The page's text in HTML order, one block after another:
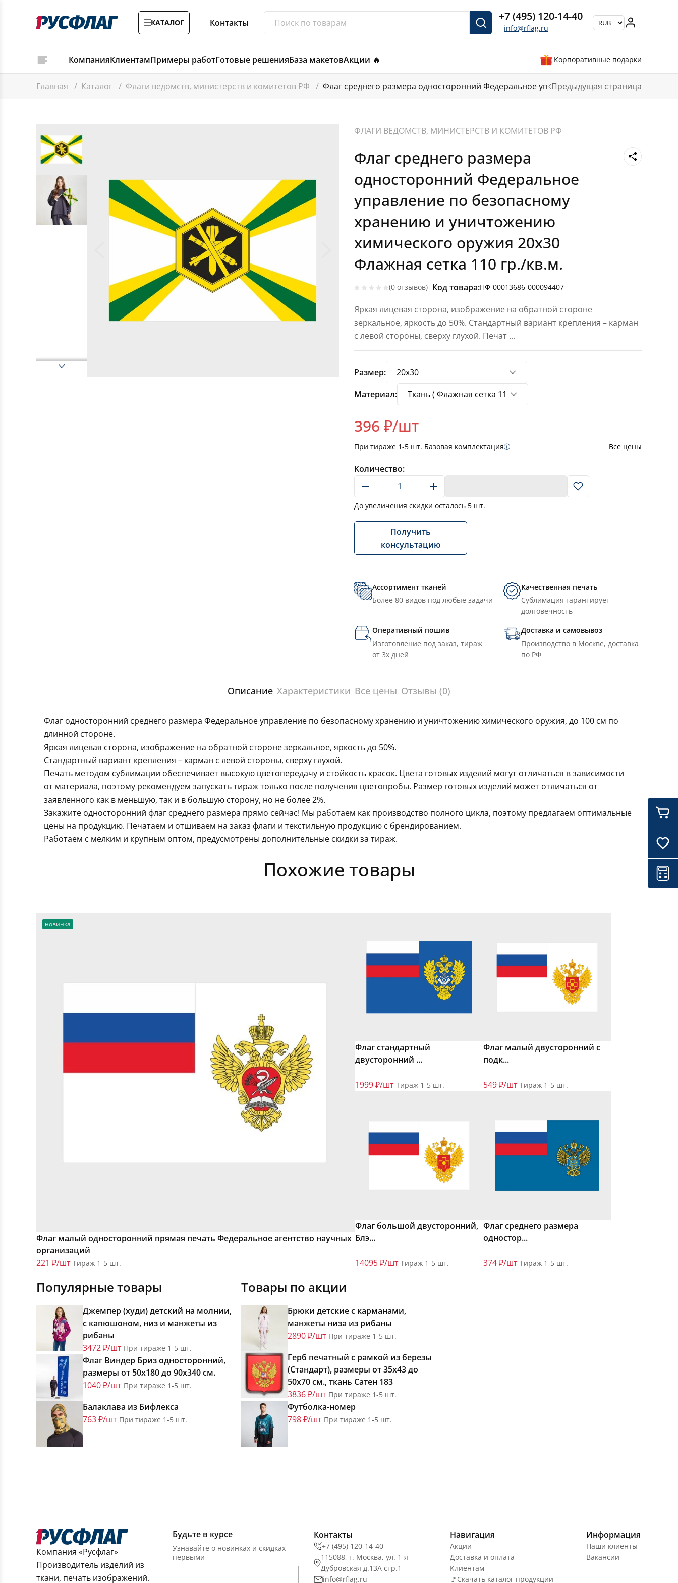
КАТАЛОГ Контакты +7 (495) 120-14-40
info@rflag.ru
КомпанияКлиентамПримеры работГотовые решенияБаза макетовАкции 🔥 Корпоративные подарки
Главная / Каталог / Флаги ведомств, министерств и комитетов РФ / Флаг среднего размера односторонний Федеральное управление по безопасному
Предыдущая страница
ФЛАГИ ВЕДОМСТВ, МИНИСТЕРСТВ И КОМИТЕТОВ РФ
Флаг среднего размера
односторонний Федеральное
управление по безопасному
хранению и уничтожению
химического оружия 20х30
Флажная сетка 110 гр./кв.м.
(0 отзывов) | Код товара:НФ-00013686-000094407
Яркая лицевая сторона, изображение на обратной стороне
зеркальное, яркость до 50%. Стандартный вариант крепления – карман
с левой стороны, сверху глухой. Печат ...
Размер:
Материал:
396 ₽/шт
При тираже 1-5 шт. Базовая комплектация Все цены
Количество:
До увеличения скидки осталось 5 шт.
Получить
консультацию
Ассортимент тканей
Более 80 видов под любые задачи
Качественная печать
Сублимация гарантирует
долговечность
Оперативный пошив
Изготовление под заказ, тираж
от 3х дней
Доставка и самовывоз
Производство в Москве, доставка
по РФ
Описание Характеристики Все цены Отзывы (0)
Флаг односторонний среднего размера Федеральное управление по безопасному хранению и уничтожению химического оружия, до 100 см по
длинной стороне.
Яркая лицевая сторона, изображение на обратной стороне зеркальное, яркость до 50%.
Стандартный вариант крепления – карман с левой стороны, сверху глухой.
Печать методом сублимации обеспечивает высокую цветопередачу и стойкость красок. Цвета готовых изделий могут отличаться в зависимости
от материала, поэтому рекомендуем запускать тираж только после получения цветопробы. Размер готовых изделий может отличаться от
заявленного как в меньшую, так и в большую сторону, но не более 2%.
Закажите односторонний флаг среднего размера прямо сейчас! Мы работаем как производство полного цикла, поэтому предлагаем оптимальные
цены на продукцию. Печатаем и отшиваем на заказ флаги и текстильную продукцию с брендированием.
Работаем с мелким и крупным оптом, предусмотрены дополнительные скидки за тираж.
Похожие товары
новинка
Флаг малый односторонний прямая печать Федеральное агентство научных
организаций
221 ₽/шт Тираж 1-5 шт.
Флаг стандартный
двусторонний ...
1999 ₽/шт Тираж 1-5 шт.
Флаг малый двусторонний с
подк...
549 ₽/шт Тираж 1-5 шт.
Флаг большой двусторонний,
Блэ...
14095 ₽/шт Тираж 1-5 шт.
Флаг среднего размера
одностор...
374 ₽/шт Тираж 1-5 шт.
Популярные товары
Джемпер (худи) детский на молнии,
с капюшоном, низ и манжеты из
рибаны
3472 ₽/шт При тираже 1-5 шт.
Флаг Виндер Бриз односторонний,
размеры от 50х180 до 90х340 см.
1040 ₽/шт При тираже 1-5 шт.
Балаклава из Бифлекса
763 ₽/шт При тираже 1-5 шт.
Товары по акции
Брюки детские с карманами,
манжеты низа из рибаны
2890 ₽/шт При тираже 1-5 шт.
Герб печатный с рамкой из березы
(Стандарт), размеры от 35х43 до
50х70 см., ткань Сатен 183
3836 ₽/шт При тираже 1-5 шт.
Футболка-номер
798 ₽/шт При тираже 1-5 шт.
Компания «Русфлаг»
Производитель изделий из
ткани, печать изображений.
Будьте в курсе
Узнавайте о новинках и скидках
первыми
Контакты
+7 (495) 120-14-40
115088, г. Москва, ул. 1-я
Дубровская д.13А стр.1
info@rflag.ru
Навигация
Акции
Доставка и оплата
Клиентам
🚩Скачать каталог продукции
Информация
Наши клиенты
Вакансии